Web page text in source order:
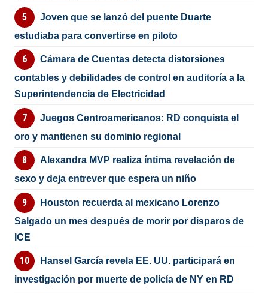
Joven que se lanzó del puente Duarte
estudiaba para convertirse en piloto
Cámara de Cuentas detecta distorsiones
contables y debilidades de control en auditoría a la
Superintendencia de Electricidad
Juegos Centroamericanos: RD conquista el
oro y mantienen su dominio regional
Alexandra MVP realiza íntima revelación de
sexo y deja entrever que espera un niño
Houston recuerda al mexicano Lorenzo
Salgado un mes después de morir por disparos de
ICE
Hansel García revela EE. UU. participará en
investigación por muerte de policía de NY en RD